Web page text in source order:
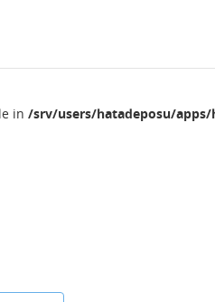
in /srv/users/hatadeposu/